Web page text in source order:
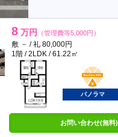
8 万円 （管理費等5,000円）
敷 － / 礼 80,000円
1階 / 2LDK / 61.22㎡
BunChinPAY
パノラマ
お問い合わせ(無料)